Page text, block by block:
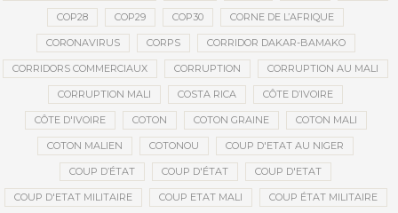
COP28 COP29 COP30 CORNE DE L’AFRIQUE
CORONAVIRUS CORPS CORRIDOR DAKAR-BAMAKO
CORRIDORS COMMERCIAUX CORRUPTION CORRUPTION AU MALI
CORRUPTION MALI COSTA RICA CÔTE D’IVOIRE
CÔTE D'IVOIRE COTON COTON GRAINE COTON MALI
COTON MALIEN COTONOU COUP D'ETAT AU NIGER
COUP D’ÉTAT COUP D'ÉTAT COUP D'ETAT
COUP D'ETAT MILITAIRE COUP ETAT MALI COUP ÉTAT MILITAIRE